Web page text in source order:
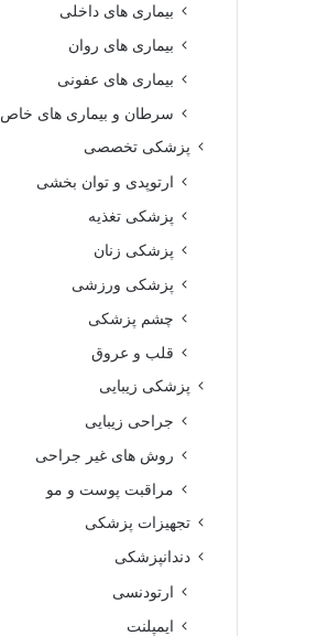
بیماری های داخلی
بیماری های روان‌
بیماری های عفونی
سرطان و بیماری های خاص
پزشکی تخصصی
ارتوپدی و توان بخشی
پزشکی تغذیه
پزشکی زنان
پزشکی ورزشی
چشم پزشکی
قلب و عروق
پزشکی زیبایی
جراحی زیبایی
روش های غیر جراحی
مراقبت پوست و مو
تجهیزات پزشکی
دندانپزشکی
ارتودنسی
ایمپلنت